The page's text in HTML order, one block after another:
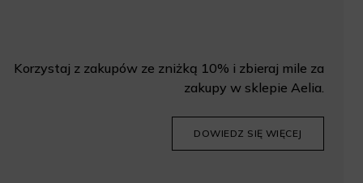
Korzystaj z zakupów ze zniżką 10% i zbieraj mile za
zakupy w sklepie Aelia.
DOWIEDZ SIĘ WIĘCEJ